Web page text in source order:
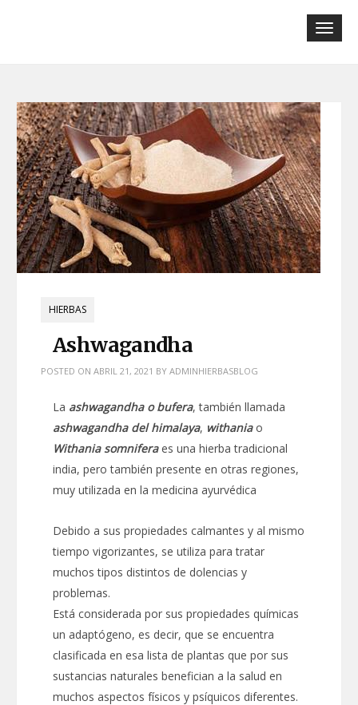
HIERBAS
Ashwagandha
POSTED ON ABRIL 21, 2021 BY ADMINHIERBASBLOG
La ashwagandha o bufera, también llamada
ashwagandha del himalaya, withania o
Withania somniferaes una hierba tradicional
india, pero también presente en otras regiones,
muy utilizada en la medicina ayurvédica
Debido a sus propiedades calmantes y al mismo
tiempo vigorizantes, se utiliza para tratar
muchos tipos distintos de dolencias y
problemas.
Está considerada por sus propiedades químicas
un adaptógeno, es decir, que se encuentra
clasificada en esa lista de plantas que por sus
sustancias naturales benefician a la salud en
muchos aspectos físicos y psíquicos diferentes.